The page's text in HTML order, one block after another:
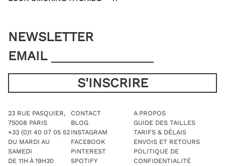
NEWSLETTER
EMAIL
23 RUE PASQUIER,
75008 PARIS
+33 (0)1 40 07 05 52
DU MARDI AU
SAMEDI
DE 11H À 19H30
CONTACT
BLOG
INSTAGRAM
FACEBOOK
PINTEREST
SPOTIFY
A PROPOS
GUIDE DES TAILLES
TARIFS & DÉLAIS
ENVOIS ET RETOURS
POLITIQUE DE
CONFIDENTIALITÉ